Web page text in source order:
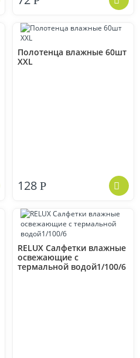
Полотенца влажные 60шт
XXL
128 Р
RELUX Салфетки влажные
освежающие с
термальной водой1/100/6